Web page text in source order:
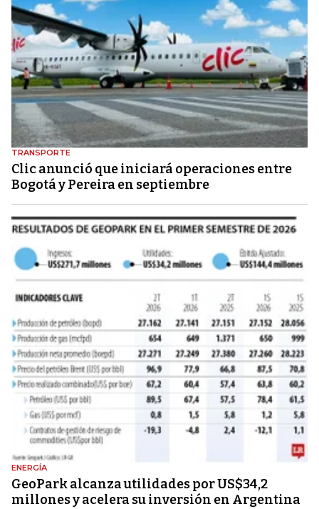
TRANSPORTE
Clic anunció que iniciará operaciones entre
Bogotá y Pereira en septiembre
ENERGÍA
GeoPark alcanza utilidades por US$34,2
millones y acelera su inversión en Argentina